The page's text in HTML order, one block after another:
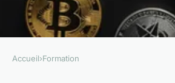
Accueil›Formation